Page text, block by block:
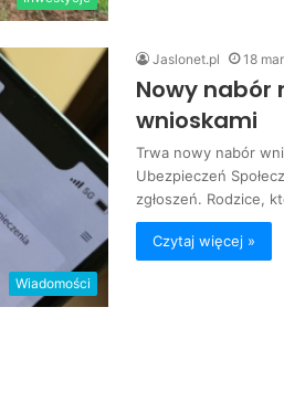
Wiadomości
Jaslonet.pl 18
Nowy nabór
wnioskami
Trwa nowy nabór
Ubezpieczeń
zgłoszeń. Rodzice,
Czytaj więcej »